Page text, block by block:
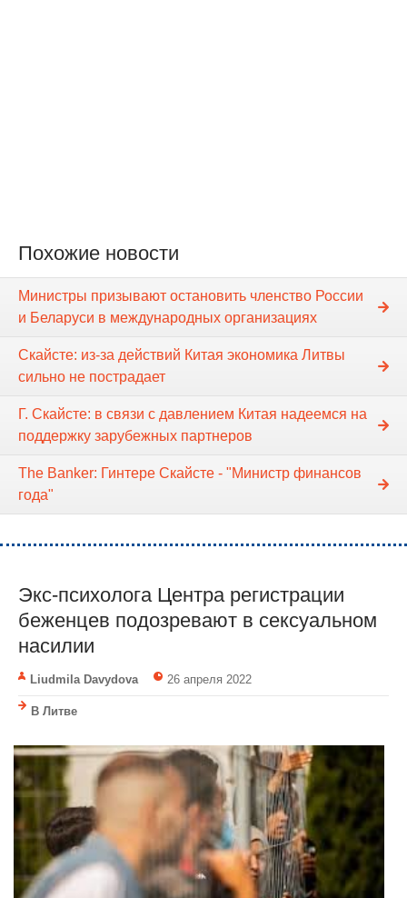
Похожие новости
Министры призывают остановить членство России
и Беларуси в международных организациях
Скайсте: из-за действий Китая экономика Литвы
сильно не пострадает
Г. Скайсте: в связи с давлением Китая надеемся на
поддержку зарубежных партнеров
The Banker: Гинтере Скайсте - "Министр финансов
года"
Экс-психолога Центра регистрации
беженцев подозревают в сексуальном
насилии
Liudmila Davydova 26 апреля 2022
В Литве